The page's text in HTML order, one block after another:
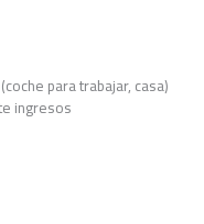
para trabajar, casa)
ingresos